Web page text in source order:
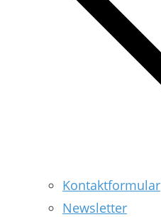
Kontaktformular
Newsletter